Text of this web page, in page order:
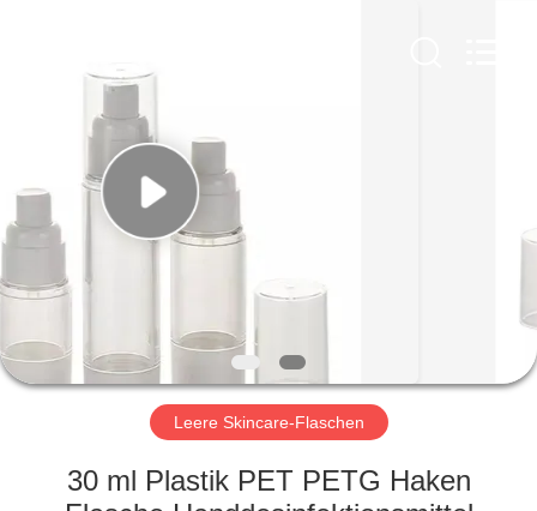
PRODUKTE
VIDEOS
VR-
SHOW
ÜBER
Leere Skincare-Flaschen
30 ml Plastik PET PETG Haken